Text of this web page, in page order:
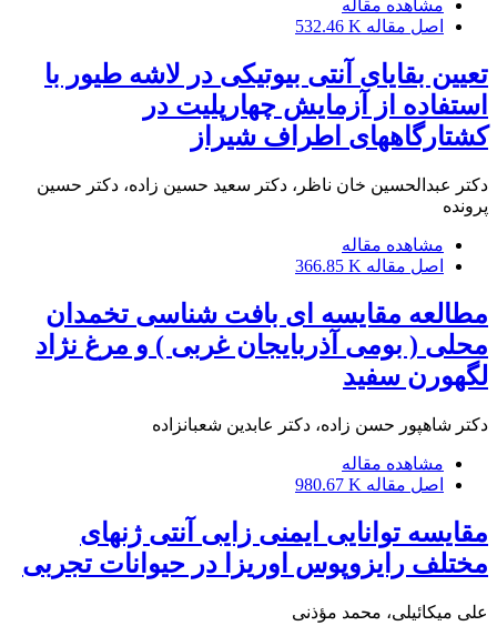
مشاهده مقاله
اصل مقاله 532.46 K
تعیین بقایای آنتی بیوتیکی در لاشه طیور با
استفاده از آزمایش چهارپلیت در
کشتارگاههای اطراف شیراز
دکتر عبدالحسین خان ناظر، دکتر سعید حسین زاده، دکتر حسین
پرونده
مشاهده مقاله
اصل مقاله 366.85 K
مطالعه مقایسه ای بافت شناسی تخمدان
محلی ( بومی آذربایجان غربی ) و مرغ نژاد
لگهورن سفید
دکتر شاهپور حسن زاده، دکتر عابدین شعبانزاده
مشاهده مقاله
اصل مقاله 980.67 K
مقایسه توانایی ایمنی زایی آنتی ژنهای
مختلف رایزوپوس اوریزا در حیوانات تجربی
علی میکائیلی، محمد مؤذنی